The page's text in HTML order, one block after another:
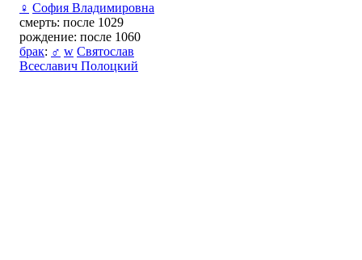
♀ София Владимировна
смерть: после 1029
рождение: после 1060
брак: ♂ w Святослав
Всеславич Полоцкий